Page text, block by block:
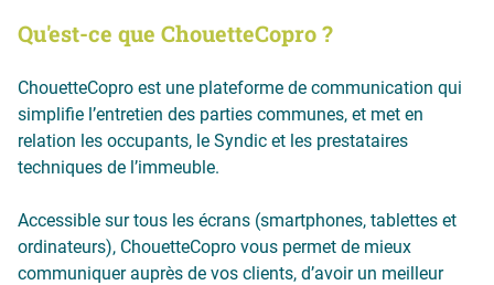
Qu'est-ce que ChouetteCopro ?
ChouetteCopro est une plateforme de communication qui
simplifie l’entretien des parties communes, et met en
relation les occupants, le Syndic et les prestataires
techniques de l’immeuble.
Accessible sur tous les écrans (smartphones, tablettes et
ordinateurs), ChouetteCopro vous permet de mieux
communiquer auprès de vos clients, d’avoir un meilleur